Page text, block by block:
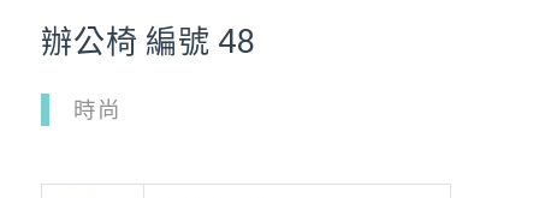
辦公椅 編號 48
時尚